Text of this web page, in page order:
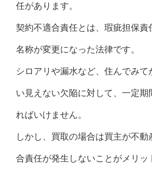
任があります。
契約不適合責任とは、瑕疵担保責
名称が変更になった法律です。
シロアリや漏水など、住んでみ
い見えない欠陥に対して、一定
ればいけません。
しかし、買取の場合は買主が不
合責任が発生しないことがメリッ